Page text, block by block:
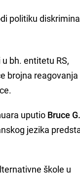
politiku
bh. entitetu RS,
brojna reagovanja
uputio Bruce G.
jezika
škole u